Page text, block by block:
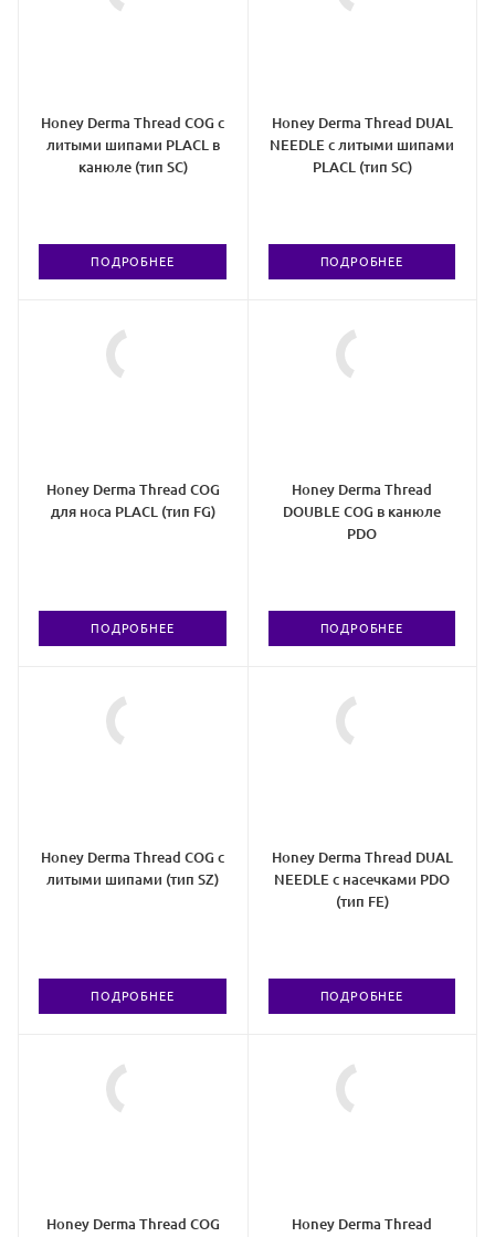
Honey Derma Thread COG с
литыми шипами PLACL в
канюле (тип SC)
ПОДРОБНЕЕ
Honey Derma Thread DUAL
NEEDLE с литыми шипами
PLACL (тип SC)
ПОДРОБНЕЕ
Honey Derma Thread COG
для носа PLACL (тип FG)
ПОДРОБНЕЕ
Honey Derma Thread
DOUBLE COG в канюле
PDO
ПОДРОБНЕЕ
Honey Derma Thread COG с
литыми шипами (тип SZ)
ПОДРОБНЕЕ
Honey Derma Thread DUAL
NEEDLE с насечками PDO
(тип FE)
ПОДРОБНЕЕ
Honey Derma Thread COG
Honey Derma Thread